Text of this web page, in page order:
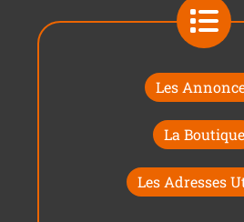
Les
La Boutique
Les Adresses